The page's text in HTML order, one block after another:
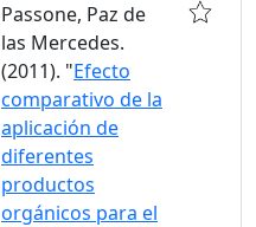
Passone, Paz de
las Mercedes.
(2011). "Efecto
comparativo de la
aplicación de
diferentes
productos
orgánicos para el